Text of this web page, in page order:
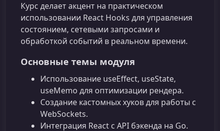
Курс делает акцент на практическом
использовании React Hooks для управления
состоянием, сетевыми запросами и
обработкой событий в реальном времени.
Основные темы модуля
Использование useEffect, useState,
useMemo для оптимизации рендера.
Создание кастомных хуков для работы с
WebSockets.
Интеграция React с API бэкенда на Go.